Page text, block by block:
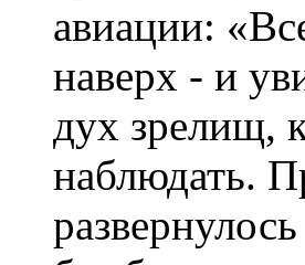
авиации:
наверх - и
дух зрелищ,
наблюдать.